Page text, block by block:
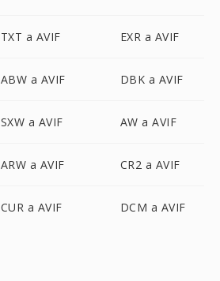
TXT a AVIF EXR a AVIF
ABW a AVIF DBK a AVIF
SXW a AVIF AW a AVIF
ARW a AVIF CR2 a AVIF
CUR a AVIF DCM a AVIF